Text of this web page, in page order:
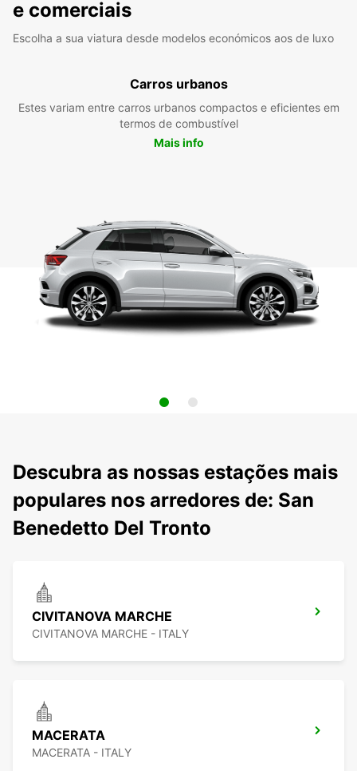
e comerciais
Escolha a sua viatura desde modelos económicos aos de luxo
Carros urbanos
Estes variam entre carros urbanos compactos e eficientes em
termos de combustível
Mais info
Descubra as nossas estações mais
populares nos arredores de: San
Benedetto Del Tronto
CIVITANOVA MARCHE
CIVITANOVA MARCHE - ITALY
MACERATA
MACERATA - ITALY